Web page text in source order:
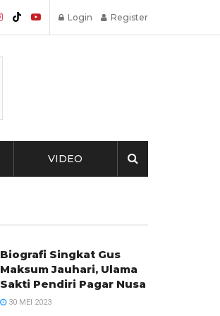
Login Register
VIDEO
Biografi Singkat Gus
Maksum Jauhari, Ulama
Sakti Pendiri Pagar Nusa
30 MEI 2023